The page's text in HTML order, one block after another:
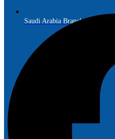
Saudi Arabia Branch: +966 56